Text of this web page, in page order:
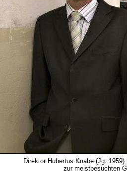
Direktor Hubertus Knabe (Jg.
zur meistbesuchten